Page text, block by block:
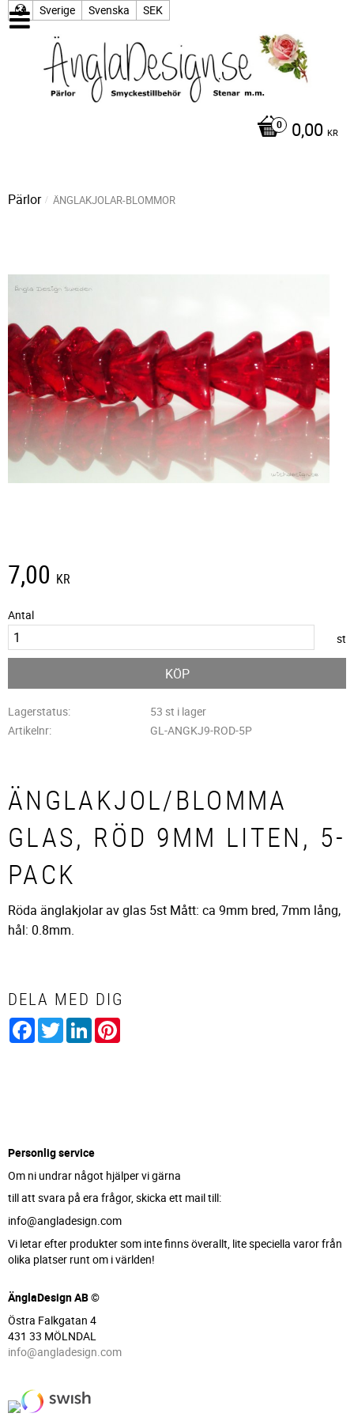
Sverige Svenska SEK
0,00 KR
Pärlor ÄNGLAKJOLAR-BLOMMOR
7,00 KR
Antal
st
KÖP
Lagerstatus
53 st i lager
Artikelnr
GL-ANGKJ9-ROD-5P
ÄNGLAKJOL/BLOMMA
GLAS, RÖD 9MM LITEN, 5-
PACK
Röda änglakjolar av glas 5st Mått: ca 9mm bred, 7mm lång,
hål: 0.8mm.
DELA MED DIG
Facebook
TwitterLinkedIn
Personlig service
Om ni undrar något hjälper vi gärna
till att svara på era frågor, skicka ett mail till:
info@angladesign.com
Vi letar efter produkter som inte finns överallt, lite speciella varor från
olika platser runt om i världen!
ÄnglaDesign AB ©
Östra Falkgatan 4
431 33 MÖLNDAL
info@angladesign.com